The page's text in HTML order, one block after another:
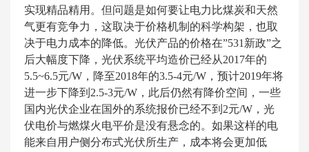
实现精品精用。但问题是如何要让电力比煤炭和天然
气更有竞争力，这取决于价格机制的科学构架，也取
决于电力成本的降低。光伏产品的价格在”531新政”之
后大幅度下降，光伏系统平均造价已经从2017年的
5.5~6.5元/W，降至2018年的3.5-4元/W，预计2019年将
进一步下降到2.5-3元/W，此后仍然有降价空间，一些
国内光伏企业在国外的系统报价已经不到2元/W，光
伏电价与燃煤火电平价是没有悬念的。如果这样的电
能来自用户侧分布式光伏所生产，成本将会更加低